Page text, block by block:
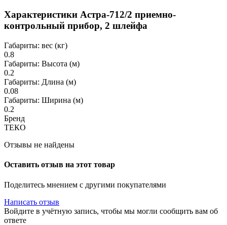
Характеристики Астра-712/2 приемно-
контрольный прибор, 2 шлейфа
Габариты: вес (кг)
0.8
Габариты: Высота (м)
0.2
Габариты: Длина (м)
0.08
Габариты: Ширина (м)
0.2
Бренд
ТЕКО
Отзывы не найдены
Оставить отзыв на этот товар
Поделитесь мнением с другими покупателями
Написать отзыв
Войдите в учётную запись, чтобы мы могли сообщить вам об
ответе